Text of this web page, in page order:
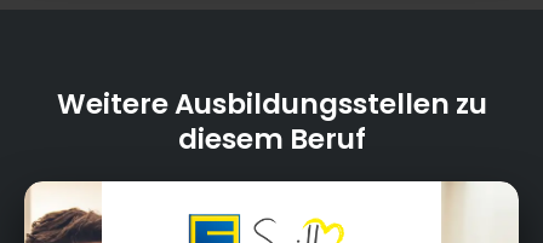
Weitere Ausbildungsstellen zu
diesem Beruf